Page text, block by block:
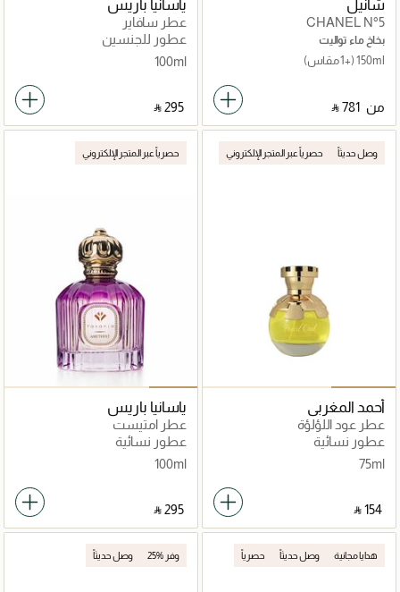
شانيل
CHANEL N°5
بخاخ ماء تواليت
150ml (+1 مقاس)
من ‎ ⃁ ⁦781⁩ ‎
ياسانيا باريس
عطر سافاير
عطور للجنسين
100ml
‎ ⃁ ⁦295⁩ ‎
وصل حديثاً حصرياً عبر المتجر الإلكتروني
أحمد المغربي
عطر عود اللؤلؤة
عطور نسائية
75ml
‎ ⃁ ⁦154⁩ ‎
حصرياً عبر المتجر الإلكتروني
ياسانيا باريس
عطر امتيست
عطور نسائية
100ml
‎ ⃁ ⁦295⁩ ‎
هدايا مجانية وصل حديثاً حصرياً وفر %25 وصل حديثاً